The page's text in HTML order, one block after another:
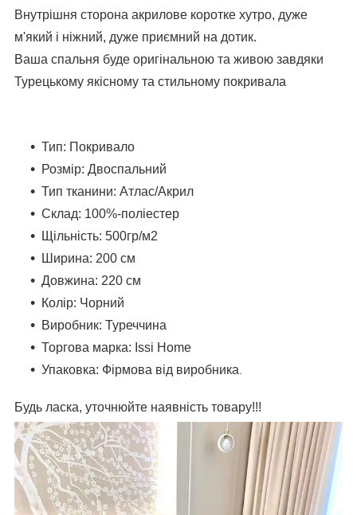
Внутрішня сторона акрилове коротке хутро, дуже
м'який і ніжний, дуже приємний на дотик.
Ваша спальня буде оригінальною та живою завдяки
Турецькому якісному та стильному покривала
Тип: Покривало
Розмір: Двоспальний
Тип тканини: Атлас/Акрил
Склад: 100%-поліестер
Щільність: 500гр/м2
Ширина: 200 см
Довжина: 220 см
Колір: Чорний
Виробник: Туреччина
Торгова марка: Issi Home
Упаковка: Фірмова від виробника
Будь ласка, уточнюйте наявність товару!!!